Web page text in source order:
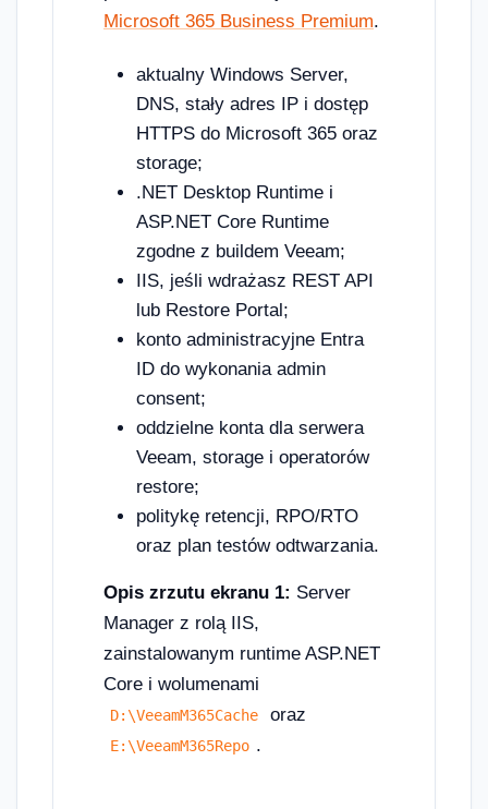
Microsoft 365 Business Premium.
aktualny Windows Server,
DNS, stały adres IP i dostęp
HTTPS do Microsoft 365 oraz
storage;
.NET Desktop Runtime i
ASP.NET Core Runtime
zgodne z buildem Veeam;
IIS, jeśli wdrażasz REST API
lub Restore Portal;
konto administracyjne Entra
ID do wykonania admin
consent;
oddzielne konta dla serwera
Veeam, storage i operatorów
restore;
politykę retencji, RPO/RTO
oraz plan testów odtwarzania.
Opis zrzutu ekranu 1: Server
Manager z rolą IIS,
zainstalowanym runtime ASP.NET
Core i wolumenami
D:\VeeamM365Cache oraz
E:\VeeamM365Repo .